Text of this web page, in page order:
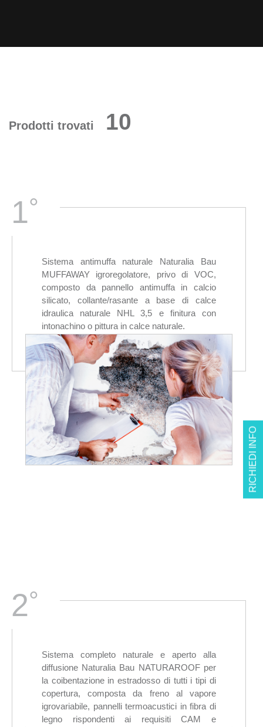
RICHIEDI INFO
Prodotti trovati 10
1°
Sistema antimuffa naturale Naturalia Bau
MUFFAWAY igroregolatore, privo di VOC,
composto da pannello antimuffa in calcio
silicato, collante/rasante a base di calce
idraulica naturale NHL 3,5 e finitura con
intonachino o pittura in calce naturale.
2°
Sistema completo naturale e aperto alla
diffusione Naturalia Bau NATURAROOF per
la coibentazione in estradosso di tutti i tipi di
copertura, composta da freno al vapore
igrovariabile, pannelli termoacustici in fibra di
legno rispondenti ai requisiti CAM e